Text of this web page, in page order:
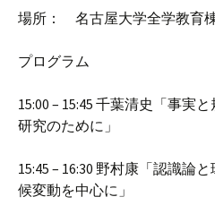
場所： 名古屋大学全学教育
プログラム
15:00 – 15:45 千葉清史「事実
研究のために」
15:45 – 16:30 野村康「認識論
候変動を中心に」